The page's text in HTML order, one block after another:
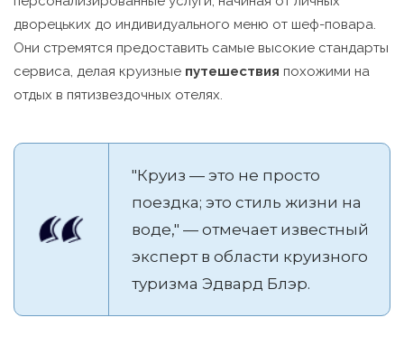
дворецьких до индивидуального меню от шеф-повара.
Они стремятся предоставить самые высокие стандарты
сервиса, делая круизные путешествия похожими на
отдых в пятизвездочных отелях.
"Круиз — это не просто
поездка; это стиль жизни на
воде," — отмечает известный
эксперт в области круизного
туризма Эдвард Блэр.